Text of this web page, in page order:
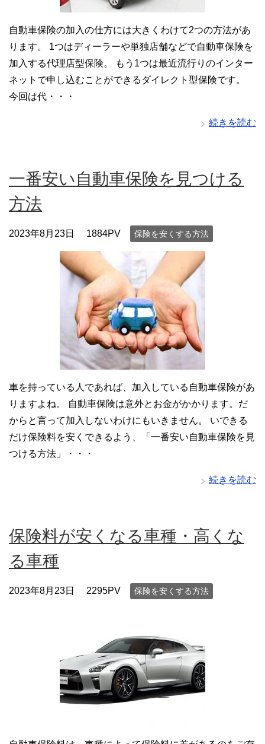
自動車保険の加入の仕方には大きくわけて2つの方法があ
ります。 1つはディーラーや単独店舗などで自動車保険を
加入する代理店型保険。 もう1つは最近流行りのインター
ネットで申し込むことができるダイレクト型保険です。
今回は代・・・
続きを読む
一番安い自動車保険を見つける
方法
2023年8月23日 1884PV 保険を安くする方法
車を持っている人であれば、加入している自動車保険があ
りますよね。 自動車保険は意外とお金がかかります。だ
からと言って加入しないわけにもいきません。 いできる
だけ保険料を安くできるよう、「一番安い自動車保険を見
つける方法」・・・
続きを読む
保険料が安くなる車種・高くな
る車種
2023年8月23日 2295PV 保険を安くする方法